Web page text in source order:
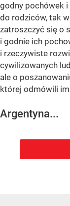
godny pochówek
do rodziców, tak
zatroszczyć się o
i godnie ich
i rzeczywiste
cywilizowanych
ale o
której odmówili
Argentyna...